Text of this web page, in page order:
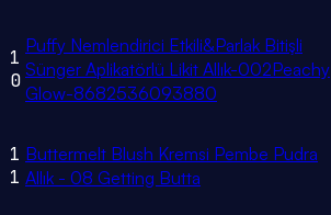
1
0
Puffy Nemlendirici Etkili&Parlak Bitişli
Sünger Aplikatörlü Likit Allık-002Peachy
Glow-8682536093880
1
1
Buttermelt Blush Kremsi Pembe Pudra
Allık - 08 Getting Butta